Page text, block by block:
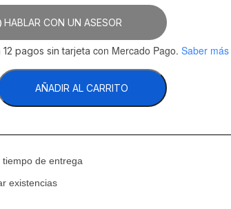
HABLAR CON UN ASESOR
12 pagos sin tarjeta con Mercado Pago. Saber más
AÑADIR AL CARRITO
tiempo de entrega
existencias